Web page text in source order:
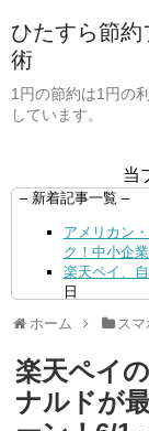
ひたすら節
術
1円の節約は1円の
しています。
当
– 新着記事一覧 –
アメリカン
ク！中小企
楽天ペイ、
日
元！
2026年
ードチャー
PayPayで
で。9/30まで
ホーム スマ
楽天ペイ
ナルドが